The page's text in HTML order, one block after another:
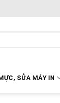
SỬA MÁY IN